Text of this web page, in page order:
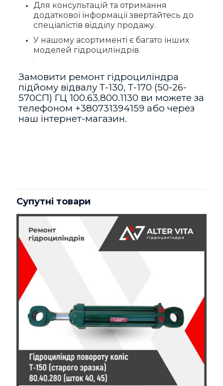
Для консультацій та отримання
додаткової інформації звертайтесь до
спеціалістів відділу продажу.
У нашому асортименті є багато інших
моделей гідроциліндрів.
Замовити ремонт гідроциліндра
підйому відвалу Т-130, Т-170 (50-26-
570СП) ГЦ 100.63.800.1130 ви можете за
телефоном +380731394159 або через
наш інтернет-магазин.
відгук на “Гідроциліндр підйому
відвалу Т-130, Т-170 (50-26-570СП)
ГЦ 100.63.800.1130”
Ваша e-mail адреса не оприлюднюватиметься.
Обов’язкові поля позначені*
Ваша оцінка
зірок
зірок
зірок
зірок
зірок
Супутні товари